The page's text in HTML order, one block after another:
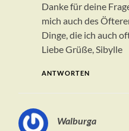
Danke für deine
mich auch des
Dinge, die ich auch
Liebe Grüße, Sibylle
ANTWORTEN
Walburga